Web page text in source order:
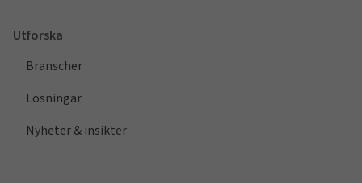
Utforska
Branscher
Lösningar
Nyheter & insikter